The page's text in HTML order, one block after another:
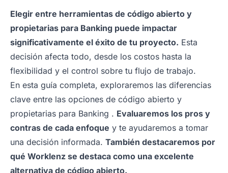
Elegir entre herramientas de código abierto y
propietarias para Banking puede impactar
significativamente el éxito de tu proyecto. Esta
decisión afecta todo, desde los costos hasta la
flexibilidad y el control sobre tu flujo de trabajo.
En esta guía completa, exploraremos las diferencias
clave entre las opciones de código abierto y
propietarias para Banking . Evaluaremos los pros y
contras de cada enfoque y te ayudaremos a tomar
una decisión informada. También destacaremos por
qué Worklenz se destaca como una excelente
alternativa de código abierto.